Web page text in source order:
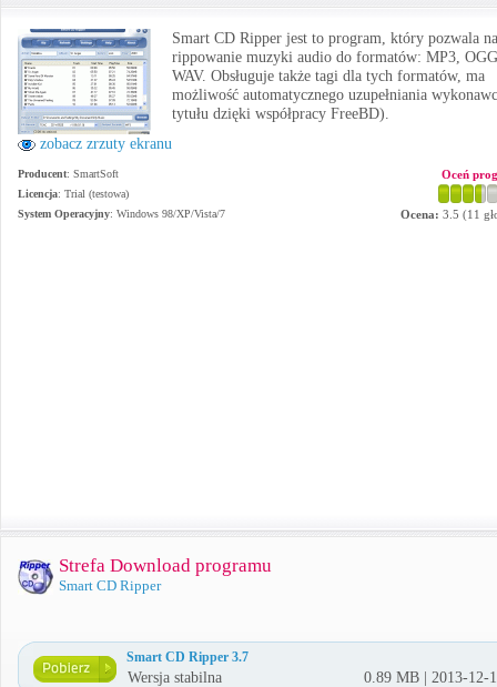
zobacz zrzuty ekranu
Smart CD Ripper jest to program, który pozwala na
rippowanie muzyki audio do formatów: MP3,
WAV. Obsługuje także tagi dla tych formatów, ma
możliwość automatycznego uzupełniania
tytułu dzięki współpracy FreeBD).
Producent: SmartSoft
Licencja: Trial (testowa)
System Operacyjny: Windows 98/XP/Vista/7
Oceń
Ocena: 3.5 (11
Strefa Download programu
Smart CD Ripper
Smart CD Ripper 3.7
Wersja stabilna 0.89 MB | 2013-12-